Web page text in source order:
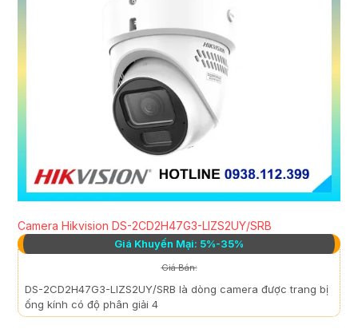
Camera Hikvision DS-2CD2H47G3-LIZS2UY/SRB
Giá Khuyến Mại: 5%-35%
Giá Bán:
DS-2CD2H47G3-LIZS2UY/SRB là dòng camera được trang bị
ống kính có độ phân giải 4